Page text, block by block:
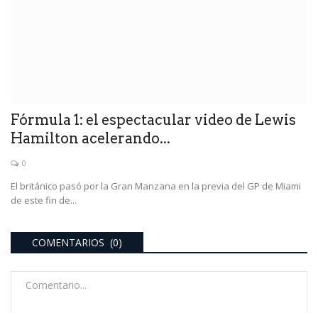
Fórmula 1: el espectacular video de Lewis
Hamilton acelerando...
0
El británico pasó por la Gran Manzana en la previa del GP de Miami
de este fin de...
COMENTARIOS (0)